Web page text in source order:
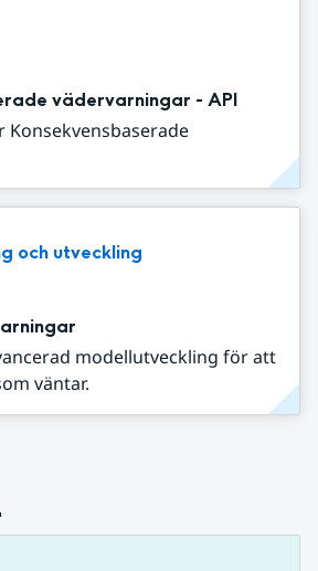
vädervarningar - API
Konsekvensbaserade
och utveckling
modellutveckling för att
väntar.